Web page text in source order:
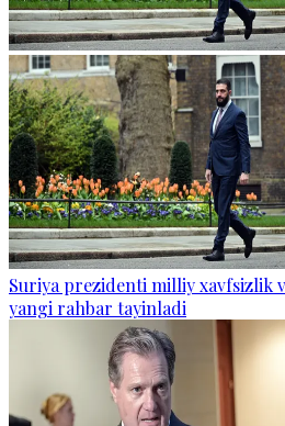
Suriya prezidenti milliy xavfsizlik
yangi rahbar tayinladi